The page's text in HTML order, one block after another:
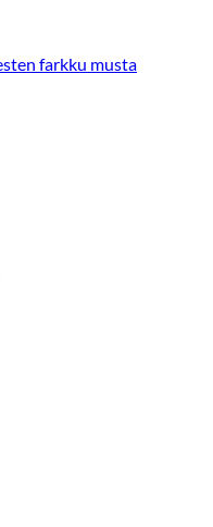
farkku musta